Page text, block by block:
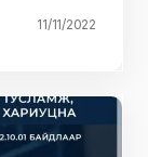
11/11/2022